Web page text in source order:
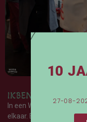
IKBENWIJ werkt
In een WIJ-samenleving
elkaar. En verschillen
10
27-08-